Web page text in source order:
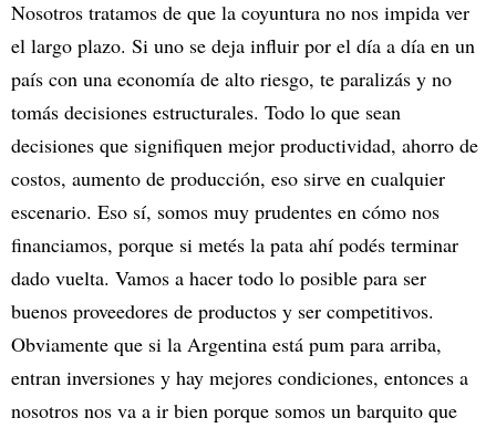
Nosotros tratamos de que la coyuntura no nos impida ver
el largo plazo. Si uno se deja influir por el día a día en un
país con una economía de alto riesgo, te paralizás y no
tomás decisiones estructurales. Todo lo que sean
decisiones que signifiquen mejor productividad, ahorro de
costos, aumento de producción, eso sirve en cualquier
escenario. Eso sí, somos muy prudentes en cómo nos
financiamos, porque si metés la pata ahí podés terminar
dado vuelta. Vamos a hacer todo lo posible para ser
buenos proveedores de productos y ser competitivos.
Obviamente que si la Argentina está pum para arriba,
entran inversiones y hay mejores condiciones, entonces a
nosotros nos va a ir bien porque somos un barquito que